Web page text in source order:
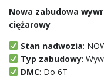
Nowa zabudowa
ciężarowy
Stan nadwozia:
Typ zabudowy:
DMC: Do 6T